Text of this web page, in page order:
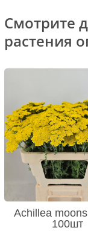
Смотрите
растения
Achillea
100шт